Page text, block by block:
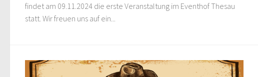
findet am 09.11.2024 die erste Veranstaltung im Eventhof Thesau
statt. Wir freuen uns auf ein...